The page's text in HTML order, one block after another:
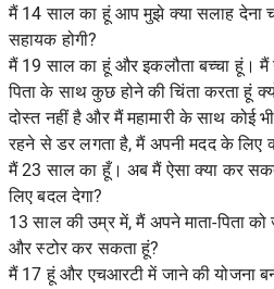
मैं 14 साल का हूं आप मुझे क्या सलाह देना
सहायक होगी?
मैं 19 साल का हूं और इकलौता बच्चा हूं। मैं
पिता के साथ कुछ होने की चिंता करता हूं
दोस्त नहीं है और मैं महामारी के साथ कोई
रहने से डर लगता है, मैं अपनी मदद के लिए
मैं 23 साल का हूँ। अब मैं ऐसा क्या कर
लिए बदल देगा?
13 साल की उम्र में, मैं अपने माता-पिता
और स्टोर कर सकता हूं?
मैं 17 हूं और एचआरटी में जाने की योजना